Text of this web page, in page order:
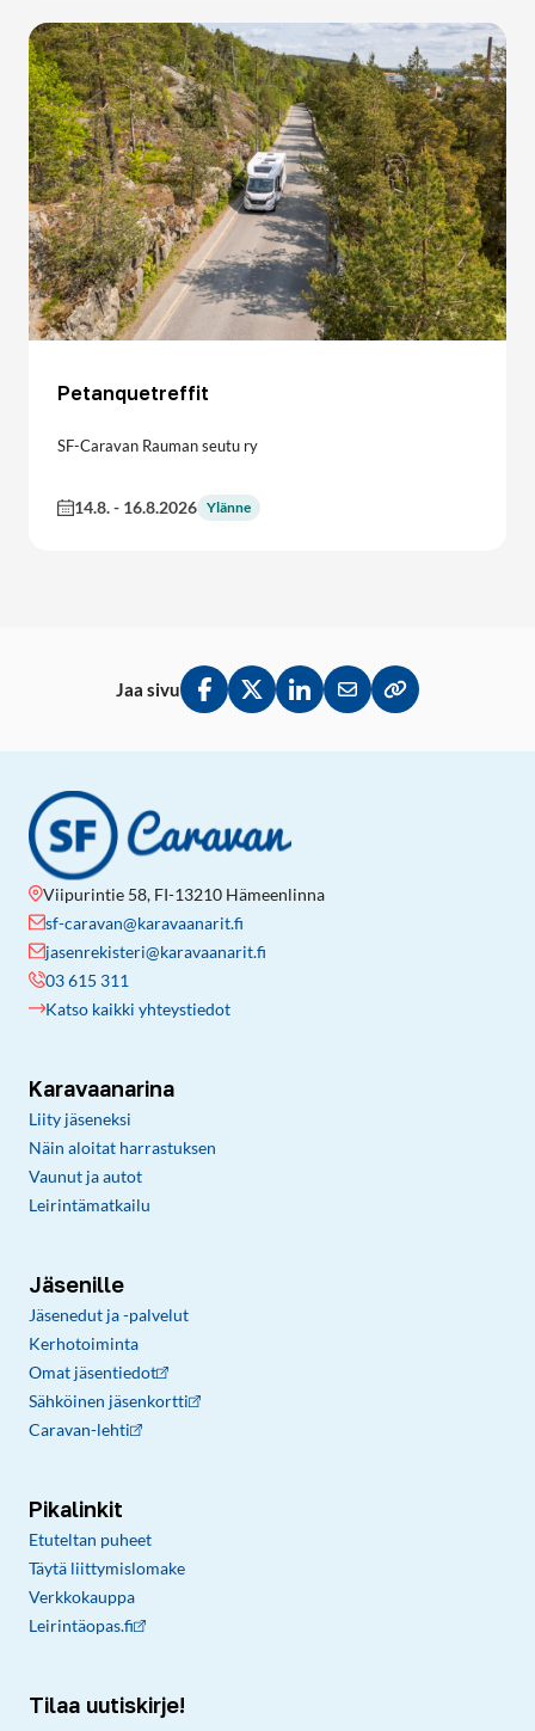
Petanquetreffit
SF-Caravan Rauman seutu ry
14.8.- 16.8.2026 Ylänne
Jaa sivu
Jaa Facebookissa
Jaa Twitterissä
Jaa LinkedInissä
Jaa sähköpostitse
Kopioi linkki
Viipurintie 58, FI-13210 Hämeenlinna
sf-caravan@karavaanarit.fi
jasenrekisteri@karavaanarit.fi
03 615 311
Katso kaikki yhteystiedot
Karavaanarina
Liity jäseneksi
Näin aloitat harrastuksen
Vaunut ja autot
Leirintämatkailu
Jäsenille
Jäsenedut ja -palvelut
Kerhotoiminta
Omat jäsentiedot
Sähköinen jäsenkortti
Caravan-lehti
Pikalinkit
Etuteltan puheet
Täytä liittymislomake
Verkkokauppa
Leirintäopas.fi
Tilaa uutiskirje!